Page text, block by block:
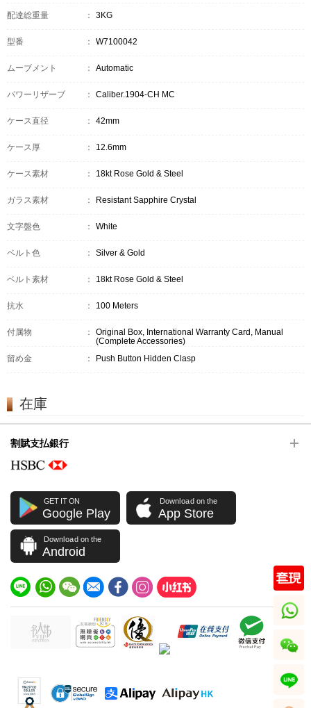
配達総重量 ： 3KG
型番 ： W7100042
ムーブメント ： Automatic
パワーリザーブ ： Caliber.1904-CH MC
ケース直径 ： 42mm
ケース厚 ： 12.6mm
ケース素材 ： 18kt Rose Gold & Steel
ガラス素材 ： Resistant Sapphire Crystal
文字盤色 ： White
ベルト色 ： Silver & Gold
ベルト素材 ： 18kt Rose Gold & Steel
抗水 ： 100 Meters
付属物 ：
Original Box, International Warranty Card, Manual
(Complete Accessories)
留め金
： Push Button Hidden Clasp
在庫
割賦支払銀行
GET IT ON
Google Play
Download on the
App Store
Download on the
Android